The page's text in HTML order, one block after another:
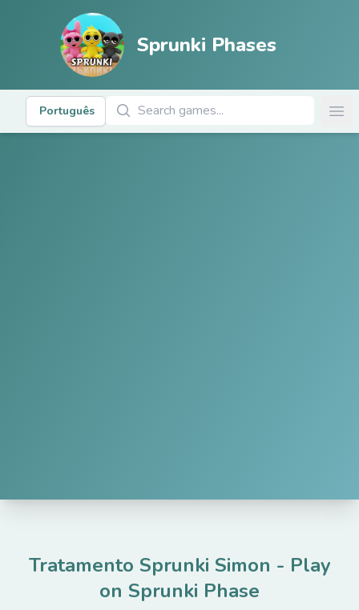
Sprunki Phases
Português
Pesquisar jogos
Tratamento Sprunki Simon - Play
on Sprunki Phase